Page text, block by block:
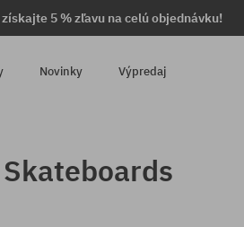
5 % zľavu na celú objednávku!
Novinky Výpredaj